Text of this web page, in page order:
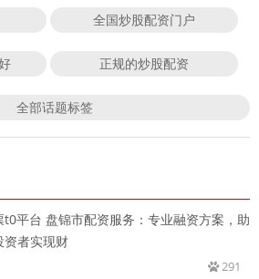
全国炒股配资门户
正规的炒股配资
全部话题标签
t0平台 盘锦市配资服务：专业融资方案，助
资者实现财
291